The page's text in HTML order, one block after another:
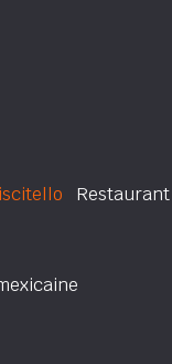
Restaurant